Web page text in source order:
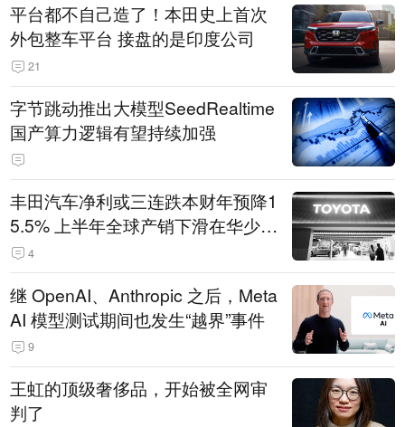
平台都不自己造了！本田史上首次
外包整车平台 接盘的是印度公司
21
字节跳动推出大模型SeedRealtime
国产算力逻辑有望持续加强
丰田汽车净利或三连跌本财年预降1
5.5% 上半年全球产销下滑在华少卖
14.3万辆
4
继 OpenAI、Anthropic 之后，Meta
AI 模型测试期间也发生“越界”事件
9
王虹的顶级奢侈品，开始被全网审
判了